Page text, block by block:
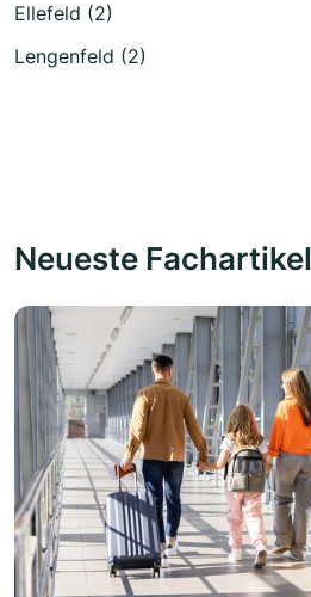
Ellefeld (2)
Lengenfeld (2)
Neueste Fachartikel